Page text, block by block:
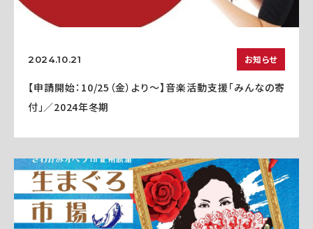
2024.10.21 お知らせ
【申請開始：10/25（金）より～】音楽活動支援「みんなの寄
付」／2024年冬期